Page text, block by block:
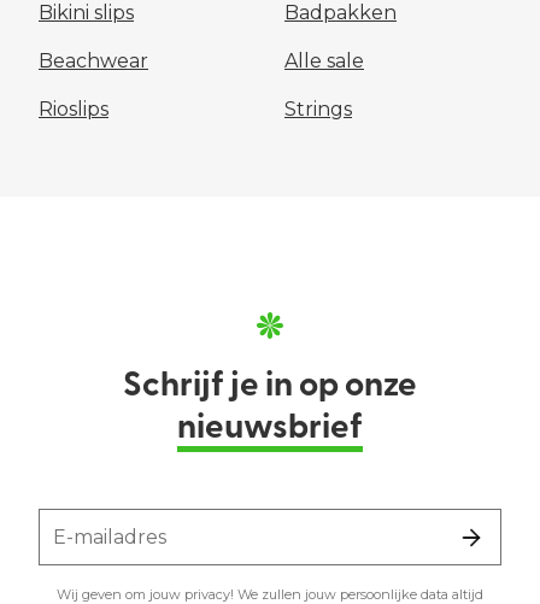
Bikini slips Badpakken
Beachwear Alle sale
Rioslips Strings
Schrijf je in op onze
nieuwsbrief
E-mailadres
Wij geven om jouw privacy! We zullen jouw persoonlijke data altijd